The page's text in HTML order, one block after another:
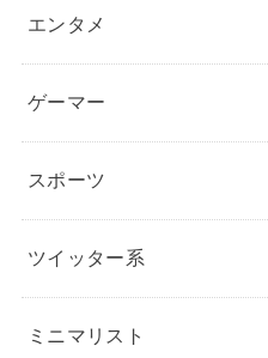
エンタメ
ゲーマー
スポーツ
ツイッター系
ミニマリスト